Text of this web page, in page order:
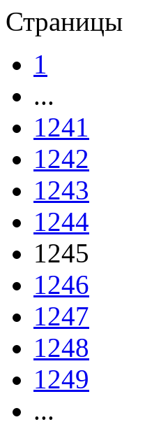
Страницы
1
...
1241
1242
1243
1244
1245
1246
1247
1248
1249
...